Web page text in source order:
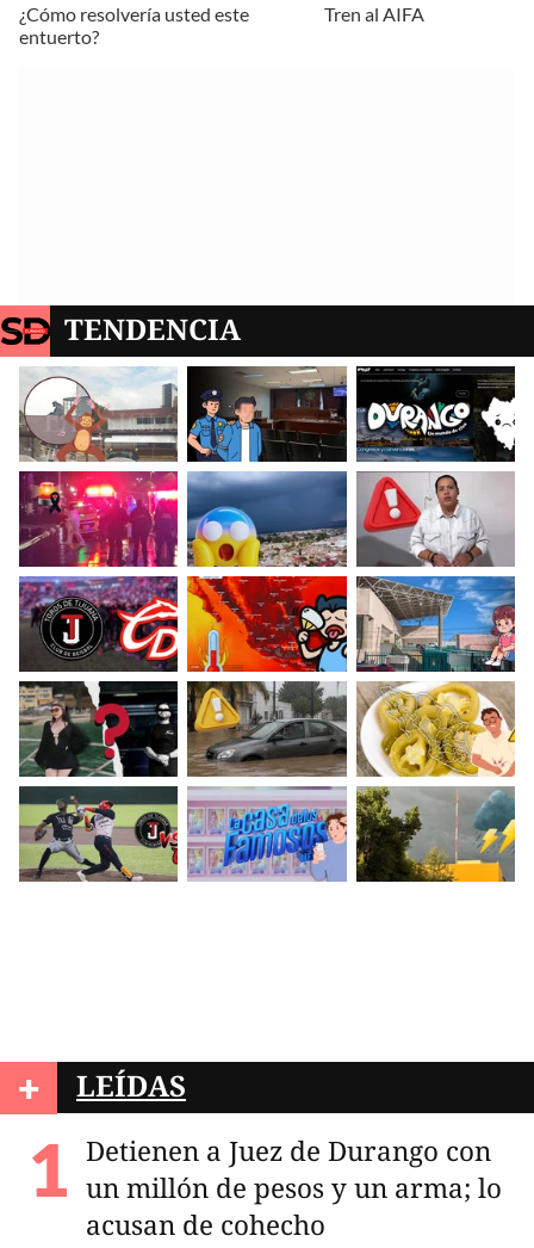
¿Cómo resolvería usted este
entuerto?
Tren al AIFA
TENDENCIA
+ LEÍDAS
Detienen a Juez de Durango con
un millón de pesos y un arma; lo
acusan de cohecho